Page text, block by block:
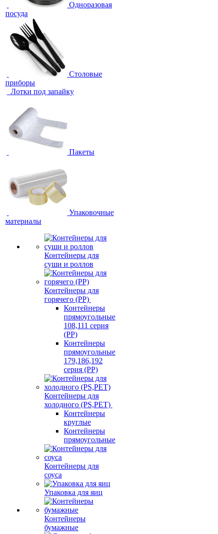
Одноразовая
посуда
Столовые
приборы
Лотки под запайку
Пакеты
Упаковочные
материалы
Контейнеры для
суши и роллов
Контейнеры для
горячего (PP)
Контейнеры
прямоугольные
108,111 серия
(PP)
Контейнеры
прямоугольные
179,186,192
серия (PP)
Контейнеры для
холодного (PS,PET)
Контейнеры
круглые
Контейнеры
прямоугольные
Контейнеры для
соуса
Упаковка для яиц
Контейнеры
бумажные